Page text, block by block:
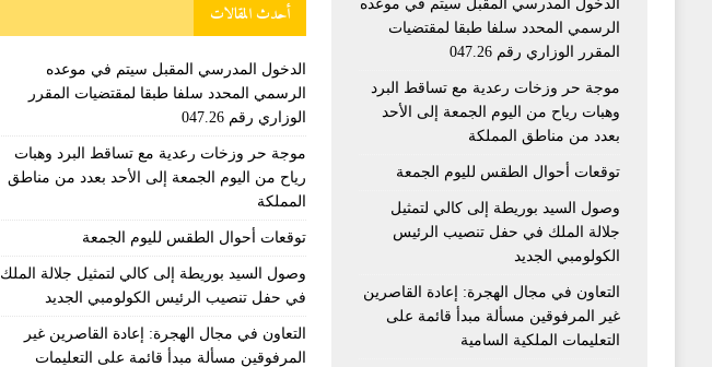
أحدث المقالات
الدخول المدرسي المقبل سیتم في موعده
الرسمي المحدد سلفا طبقا لمقتضیات المقرر
الوزاري رقم 047.26
موجة حر وزخات رعدية مع تساقط البرد وهبات
رياح من اليوم الجمعة إلى الأحد بعدد من مناطق
المملكة
توقعات أحوال الطقس لليوم الجمعة
وصول السيد بوريطة إلى كالي لتمثيل جلالة الملك
في حفل تنصيب الرئيس الكولومبي الجديد
التعاون في مجال الهجرة: إعادة القاصرين غير
المرفوقين مسألة مبدأ قائمة على التعليمات
الدخول المدرسي المقبل سیتم في موعده
الرسمي المحدد سلفا طبقا لمقتضیات
المقرر الوزاري رقم 047.26
موجة حر وزخات رعدية مع تساقط البرد
وهبات رياح من اليوم الجمعة إلى الأحد
بعدد من مناطق المملكة
توقعات أحوال الطقس لليوم الجمعة
وصول السيد بوريطة إلى كالي لتمثيل
جلالة الملك في حفل تنصيب الرئيس
الكولومبي الجديد
التعاون في مجال الهجرة: إعادة القاصرين
غير المرفوقين مسألة مبدأ قائمة على
التعليمات الملكية السامية